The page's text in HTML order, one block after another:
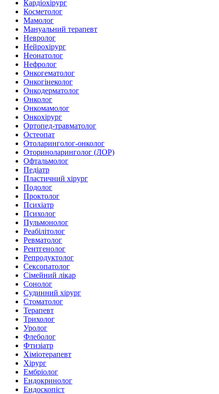
Кардіохірург
Косметолог
Мамолог
Мануальний терапевт
Невролог
Нейрохірург
Неонатолог
Нефролог
Онкогематолог
Онкогінеколог
Онкодерматолог
Онколог
Онкомамолог
Онкохірург
Ортопед-травматолог
Остеопат
Отоларинголог-онколог
Оториноларинголог (ЛОР)
Офтальмолог
Педіатр
Пластичний хірург
Подолог
Проктолог
Психіатр
Психолог
Пульмонолог
Реабілітолог
Ревматолог
Рентгенолог
Репродуктолог
Сексопатолог
Сімейний лікар
Сонолог
Судинний хірург
Стоматолог
Терапевт
Трихолог
Уролог
Флеболог
Фтизіатр
Хіміотерапевт
Хірург
Ембріолог
Ендокринолог
Ендоскопіст